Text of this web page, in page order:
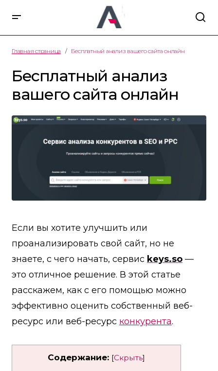
Главная страница Бесплатный анализ вашего сайта онлайн
Бесплатный анализ
вашего сайта онлайн
Если вы хотите улучшить или
проанализировать свой сайт, но не
знаете, с чего начать, сервис keys.so —
это отличное решение. В этой статье
расскажем, как с его помощью можно
эффективно оценить собственный веб-
ресурс или веб-ресурс конкурента.
Содержание: [Скрыть]